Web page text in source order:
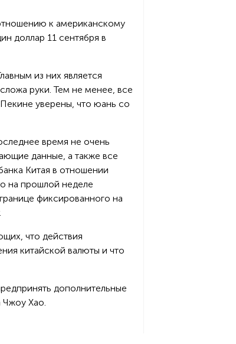
к американскому
доллар 11 сентября в
из них является
руки. Тем не менее, все
уверены, что юань со
время не очень
данные, а также все
Китая в отношении
на прошлой неделе
фиксированного на
что действия
китайской валюты и что
дополнительные
Хао.